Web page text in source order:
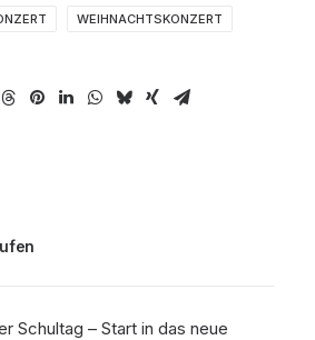
WEIHNACHTSKONZERT
Schultag – Start in das neue